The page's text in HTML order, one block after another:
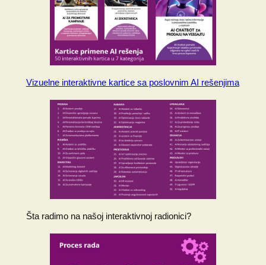
Vizuelne interaktivne kartice sa poslovnim AI rešenjima
Šta radimo na našoj interaktivnoj radionici?